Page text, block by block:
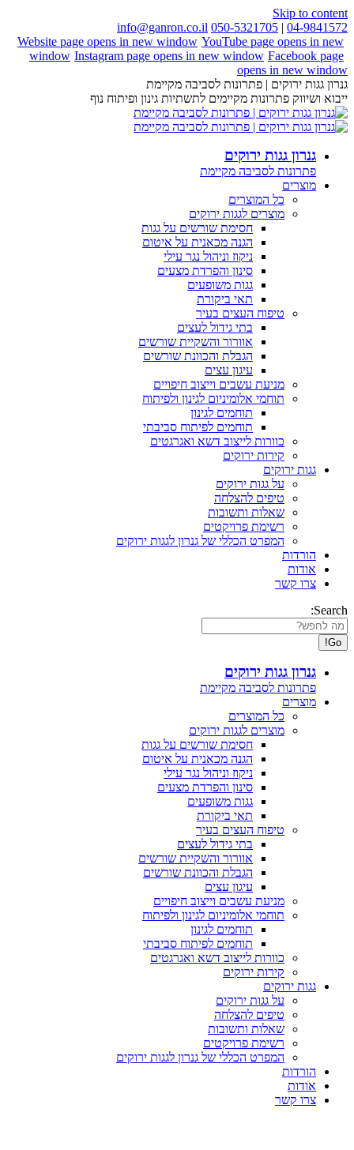
Skip to content
04-9841572
|
050-5321705
info@ganron.co.il
Website page opens in new window YouTube page opens in new
window Instagram page opens in new window Facebook page
opens in new window
גנרון גגות ירוקים | פתרונות לסביבה מקיימת
ייבוא ושיווק פתרונות מקיימים לתשתיות גינון ופיתוח נוף
גנרון גגות ירוקים
פתרונות לסביבה מקיימת
מוצרים
כל המוצרים
מוצרים לגגות ירוקים
חסימת שורשים על גגות
הגנה מכאנית על איטום
ניקוז וניהול נגר עילי
סינון והפרדת מצעים
גגות משופעים
תאי ביקורת
טיפוח העצים בעיר
בתי גידול לעצים
אוורור והשקיית שורשים
הגבלת והכוונת שורשים
עיגון עצים
מניעת עשבים וייצוב חיפויים
תוחמי אלומיניום לגינון ולפיתוח
תוחמים לגינון
תוחמים לפיתוח סביבתי
כוורות לייצוב דשא ואגרגטים
קירות ירוקים
גגות ירוקים
על גגות ירוקים
טיפים להצלחה
שאלות ותשובות
רשימת פרויקטים
המפרט הכללי של גנרון לגגות ירוקים
הורדות
אודות
צרו קשר
Search:
גנרון גגות ירוקים
פתרונות לסביבה מקיימת
מוצרים
כל המוצרים
מוצרים לגגות ירוקים
חסימת שורשים על גגות
הגנה מכאנית על איטום
ניקוז וניהול נגר עילי
סינון והפרדת מצעים
גגות משופעים
תאי ביקורת
טיפוח העצים בעיר
בתי גידול לעצים
אוורור והשקיית שורשים
הגבלת והכוונת שורשים
עיגון עצים
מניעת עשבים וייצוב חיפויים
תוחמי אלומיניום לגינון ולפיתוח
תוחמים לגינון
תוחמים לפיתוח סביבתי
כוורות לייצוב דשא ואגרגטים
קירות ירוקים
גגות ירוקים
על גגות ירוקים
טיפים להצלחה
שאלות ותשובות
רשימת פרויקטים
המפרט הכללי של גנרון לגגות ירוקים
הורדות
אודות
צרו קשר